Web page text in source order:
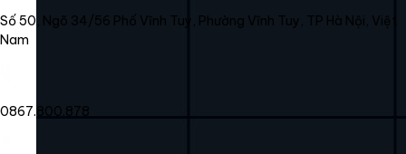
Số 50, Ngõ 34/56 Phố Vĩnh Tuy, Phường Vĩnh Tuy, TP Hà Nội, Việt
Nam
0867.800.878